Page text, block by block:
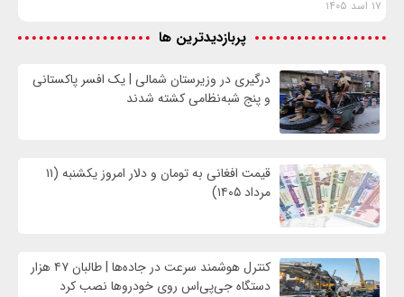
۱۷ اسد ۱۴۰۵
پربازدیدترین ها
درگیری در وزیرستان شمالی | یک افسر پاکستانی
و پنج شبه‌نظامی کشته شدند
قیمت افغانی به تومان و دلار امروز یکشنبه (۱۱
مرداد ۱۴۰۵)
کنترل هوشمند سرعت در جاده‌ها | طالبان ۴۷ هزار
دستگاه جی‌پی‌اس روی خودروها نصب کرد